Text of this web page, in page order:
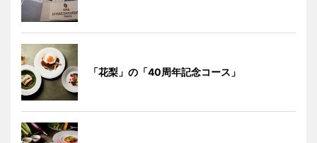
「花梨」の「40周年記念コース」